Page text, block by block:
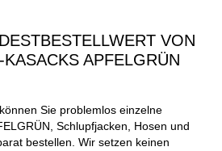
VON
KASACKS APFELGRÜN
Sie problemlos einzelne
Schlupfjacken, Hosen und
bestellen. Wir setzen keinen